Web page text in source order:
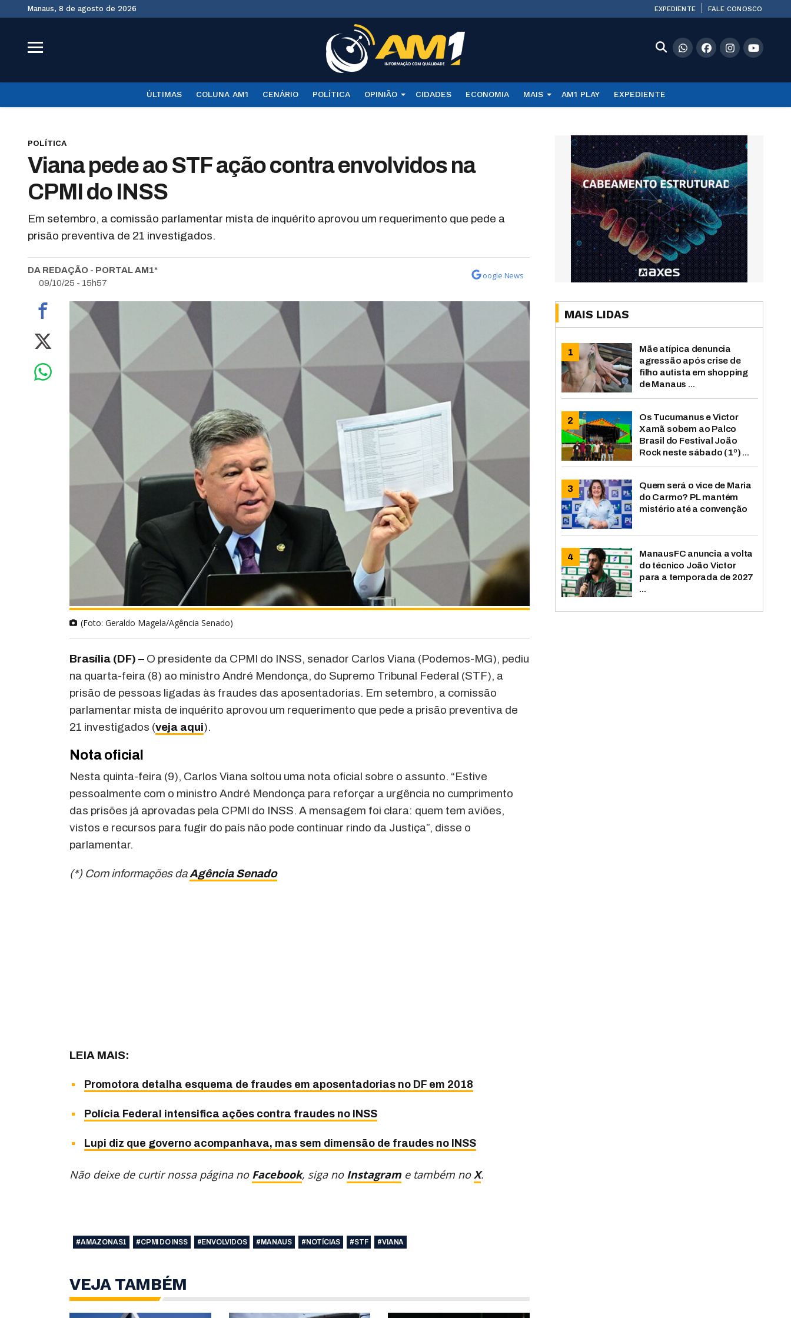
Manaus, 8 de agosto de 2026 EXPEDIENTE FALE CONOSCO
ÚLTIMAS COLUNA AM1 CENÁRIO POLÍTICA OPINIÃO CIDADES ECONOMIA MAIS AM1 PLAY EXPEDIENTE
POLÍTICA
Viana pede ao STF ação contra envolvidos na
CPMI do INSS
Em setembro, a comissão parlamentar mista de inquérito aprovou um requerimento que pede a
prisão preventiva de 21 investigados.
DA REDAÇÃO - PORTAL AM1*
09/10/25 - 15h57
oogle News
(Foto: Geraldo Magela/Agência Senado)
Brasília (DF) – O presidente da CPMI do INSS, senador Carlos Viana (Podemos-MG), pediu
na quarta-feira (8) ao ministro André Mendonça, do Supremo Tribunal Federal (STF), a
prisão de pessoas ligadas às fraudes das aposentadorias. Em setembro, a comissão
parlamentar mista de inquérito aprovou um requerimento que pede a prisão preventiva de
21 investigados (veja aqui).
Nota oficial
Nesta quinta-feira (9), Carlos Viana soltou uma nota oficial sobre o assunto. “Estive
pessoalmente com o ministro André Mendonça para reforçar a urgência no cumprimento
das prisões já aprovadas pela CPMI do INSS. A mensagem foi clara: quem tem aviões,
vistos e recursos para fugir do país não pode continuar rindo da Justiça”, disse o
parlamentar.
(*) Com informações daAgência Senado
LEIA MAIS:
Promotora detalha esquema de fraudes em aposentadorias no DF em 2018
Polícia Federal intensifica ações contra fraudes no INSS
Lupi diz que governo acompanhava, mas sem dimensão de fraudes no INSS
Não deixe de curtir nossa página no Facebook, siga no Instagram e também noX.
#AMAZONAS1 #CPMI DO INSS #ENVOLVIDOS #MANAUS #NOTÍCIAS #STF #VIANA
VEJA TAMBÉM
MAIS LIDAS
Mãe atípica denuncia
agressão após crise de
filho autista em shopping
de Manaus ...
Os Tucumanus e Victor
Xamã sobem ao Palco
Brasil do Festival João
Rock neste sábado (1º) ...
Quem será o vice de Maria
do Carmo? PL mantém
mistério até a convenção
ManausFC anuncia a volta
do técnico João Victor
para a temporada de 2027
...